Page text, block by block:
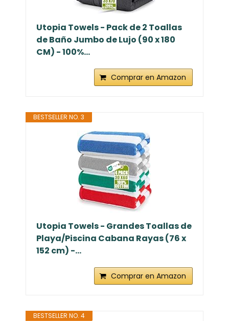
Utopia Towels - Pack de 2 Toallas
de Baño Jumbo de Lujo (90 x 180
CM) - 100%...
Comprar en Amazon
BESTSELLER NO. 3
Utopia Towels - Grandes Toallas de
Playa/Piscina Cabana Rayas (76 x
152 cm) -...
Comprar en Amazon
BESTSELLER NO. 4